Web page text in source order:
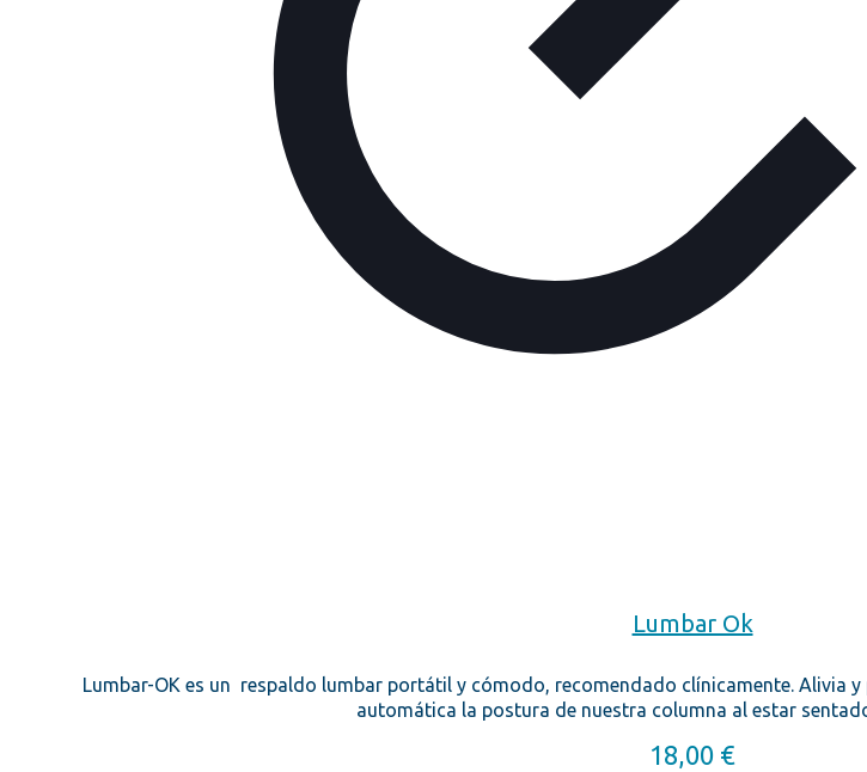
Lumbar Ok
Lumbar-OK es un respaldo lumbar portátil y cómodo, recomendado clínicamente. Alivia
automática la postura de nuestra columna al estar
18,00 €